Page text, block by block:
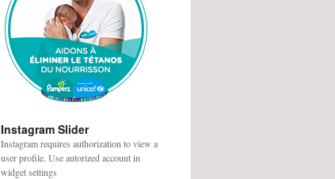
Instagram Slider
Instagram requires authorization to view a
user profile. Use autorized account in
widget settings